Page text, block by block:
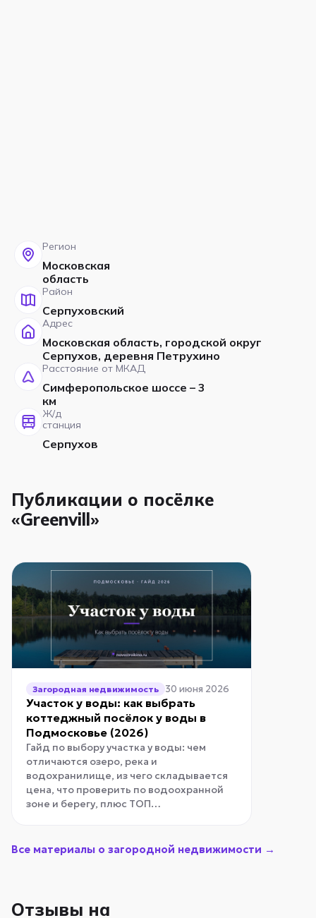
Регион
Московская
область
Район
Серпуховский
Адрес
Московская область, городской округ
Серпухов, деревня Петрухино
Расстояние от МКАД
Симферопольское шоссе – 3
км
Ж/д
станция
Серпухов
Публикации о посёлке
«Greenvill»
Загородная недвижимость 30 июня 2026
Участок у воды: как выбрать
коттеджный посёлок у воды в
Подмосковье (2026)
Гайд по выбору участка у воды: чем
отличаются озеро, река и
водохранилище, из чего складывается
цена, что проверить по водоохранной
зоне и берегу, плюс ТОП…
Все материалы о загородной недвижимости →
Отзывы на